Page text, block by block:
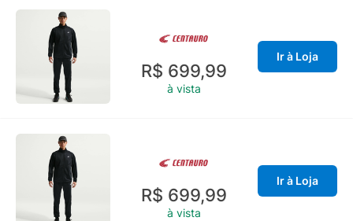
R$ 699,99
à vista
Ir à Loja
R$ 699,99
à vista
Ir à Loja